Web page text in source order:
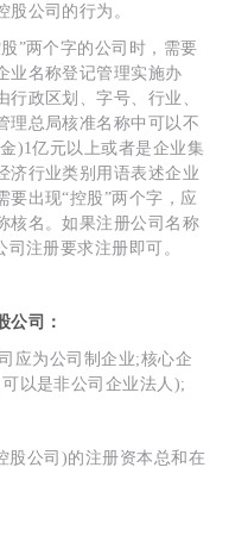
公司的行为。
”两个字的公司时，需要
业名称登记管理实施办
政区划、字号、行业、
理总局核准名称中可以不
)1亿元以上或者是企业集
济行业类别用语表述企业
要出现“控股”两个字，应
核名。如果注册公司名称
注册要求注册即可。
司：
为公司制企业;核心企
以是非公司企业法人);
公司)的注册资本总和在